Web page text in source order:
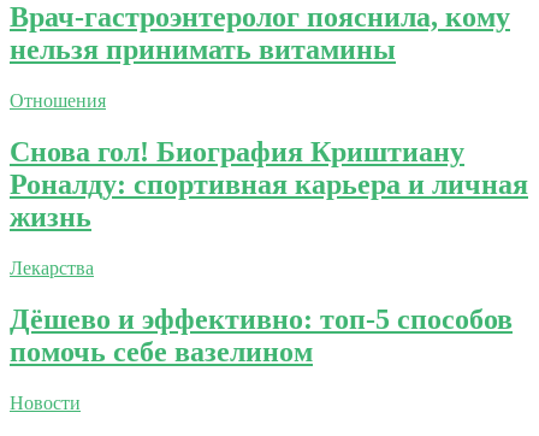
Врач-гастроэнтеролог пояснила, кому
нельзя принимать витамины
Отношения
Снова гол! Биография Криштиану
Роналду: спортивная карьера и личная
жизнь
Лекарства
Дёшево и эффективно: топ-5 способов
помочь себе вазелином
Новости